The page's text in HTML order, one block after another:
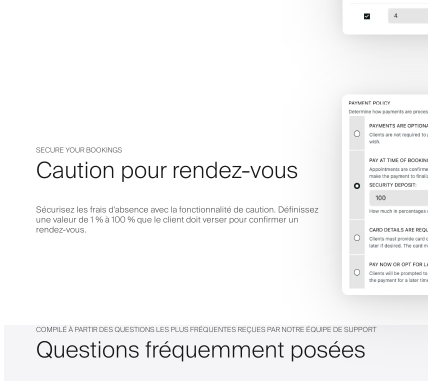
SECURE YOUR BOOKINGS
Caution pour rendez-vous
Sécurisez les frais d'absence avec la fonctionnalité de caution. Définissez
une valeur de 1 % à 100 % que le client doit verser pour confirmer un
rendez-vous.
COMPILÉ À PARTIR DES QUESTIONS LES PLUS FRÉQUENTES REÇUES PAR NOTRE ÉQUIPE DE SUPPORT
Questions fréquemment posées